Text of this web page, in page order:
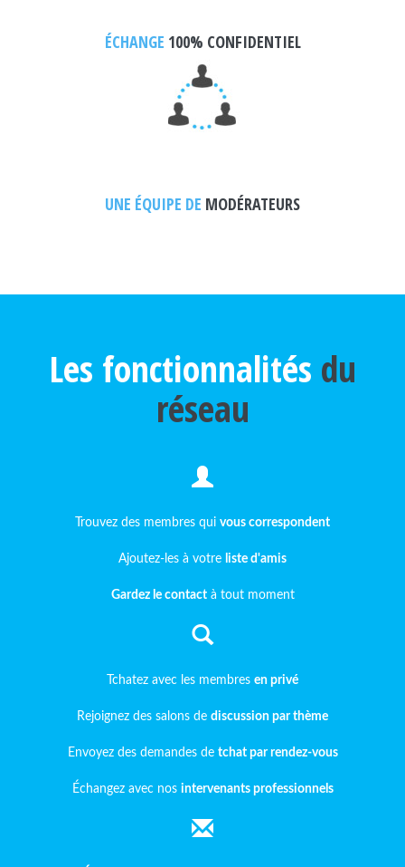
ÉCHANGE 100% CONFIDENTIEL
UNE ÉQUIPE DE MODÉRATEURS
Les fonctionnalités du
réseau
Trouvez des membres qui vous correspondent
Ajoutez-les à votre liste d'amis
Gardez le contactà tout moment
Tchatez avec les membres en privé
Rejoignez des salons de discussion par thème
Envoyez des demandes de tchat par rendez-vous
Échangez avec nos intervenants professionnels